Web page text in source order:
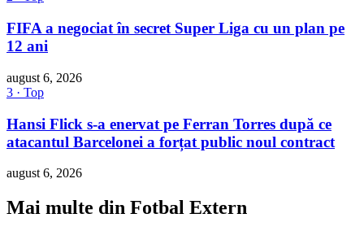
FIFA a negociat în secret Super Liga cu un plan pe
12 ani
august 6, 2026
3 · Top
Hansi Flick s-a enervat pe Ferran Torres după ce
atacantul Barcelonei a forțat public noul contract
august 6, 2026
Mai multe din Fotbal Extern